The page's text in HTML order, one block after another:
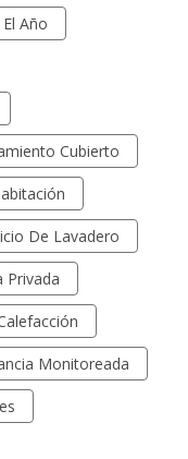
Año
Cubierto
De Lavadero
Privada
Monitoreada